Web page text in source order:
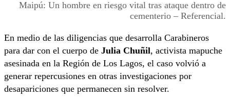
Maipú: Un hombre en riesgo vital tras ataque dentro de
cementerio – Referencial.
En medio de las diligencias que desarrolla Carabineros
para dar con el cuerpo de Julia Chuñil, activista mapuche
asesinada en la Región de Los Lagos, el caso volvió a
generar repercusiones en otras investigaciones por
desapariciones que permanecen sin resolver.